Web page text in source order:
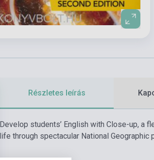
Részletes leírás
Develop students’ English with Close-up, a
life through spectacular National